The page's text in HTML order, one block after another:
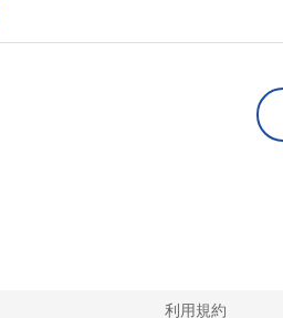
利用規約